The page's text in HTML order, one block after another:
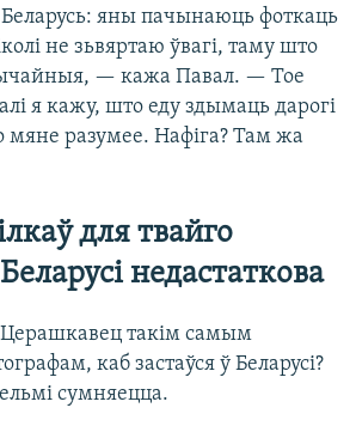
яны пачынаюць фоткаць
не зьвяртаю ўвагі, таму што
— кажа Павал. — Тое
я кажу, што еду здымаць дарогі
мяне разумее. Нафіга? Там жа
для твайго
недастаткова
Церашкавец такім самым
каб застаўся ў Беларусі?
сумняецца.